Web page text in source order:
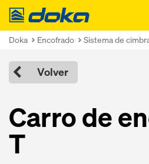
Doka
Doka Encofrado Sistema de
Volver
Carro de
T